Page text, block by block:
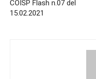
COISP Flash n.07 del
15.02.2021